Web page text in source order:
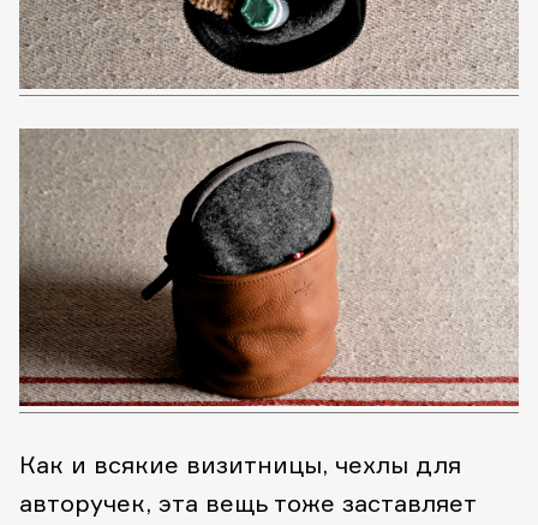
Как и всякие визитницы, чехлы для
авторучек, эта вещь тоже заставляет